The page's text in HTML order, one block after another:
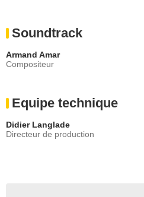
Soundtrack
Armand Amar
Compositeur
Equipe technique
Didier Langlade
Directeur de production